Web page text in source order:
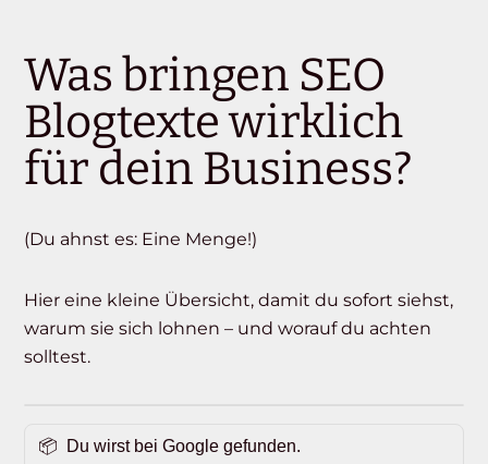
Was bringen SEO
Blogtexte wirklich
für dein Business?
(Du ahnst es: Eine Menge!)
Hier eine kleine Übersicht, damit du sofort siehst,
warum sie sich lohnen – und worauf du achten
solltest.
Du wirst bei Google gefunden.